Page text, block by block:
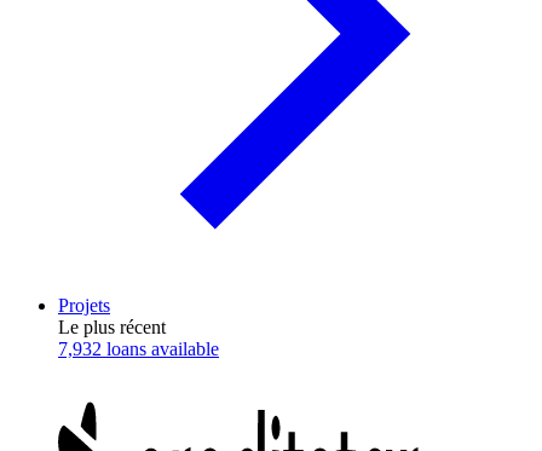
Projets
Le plus récent
7,932 loans available